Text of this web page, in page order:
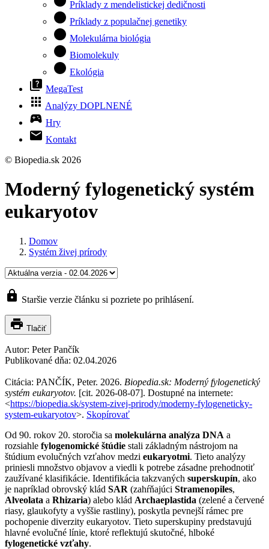
Príklady z mendelistickej dedičnosti
circle Príklady z populačnej genetiky
circle Molekulárna biológia
circle Biomolekuly
circle Ekológia
quiz MegaTest
apps Analýzy DOPLNENÉ
sports_esports Hry
mail Kontakt
© Biopedia.sk 2026
Moderný fylogenetický systém
eukaryotov
Domov
Systém živej prírody
lock Staršie verzie článku si pozriete po prihlásení.
print Tlačiť
Autor: Peter Pančík
Publikované dňa: 02.04.2026
Citácia: PANČÍK, Peter. 2026. Biopedia.sk: Moderný fylogenetický
systém eukaryotov. [cit. 2026-08-07]. Dostupné na internete:
<https://biopedia.sk/system-zivej-prirody/moderny-fylogeneticky-
system-eukaryotov>. Skopírovať
Od 90. rokov 20. storočia sa molekulárna analýza DNA a
rozsiahle fylogenomické štúdie stali základným nástrojom na
štúdium evolučných vzťahov medzi eukaryotmi. Tieto analýzy
priniesli množstvo objavov a viedli k potrebe zásadne prehodnotiť
zaužívané klasifikácie. Identifikácia takzvaných superskupín, ako
je napríklad obrovský klád SAR (zahŕňajúci Stramenopiles,
Alveolata a Rhizaria) alebo klád Archaeplastida (zelené a červené
riasy, glaukofyty a vyššie rastliny), poskytla pevnejší rámec pre
pochopenie diverzity eukaryotov. Tieto superskupiny predstavujú
hlavné evolučné línie, ktoré reflektujú skutočné, hlboké
fylogenetické vzťahy.